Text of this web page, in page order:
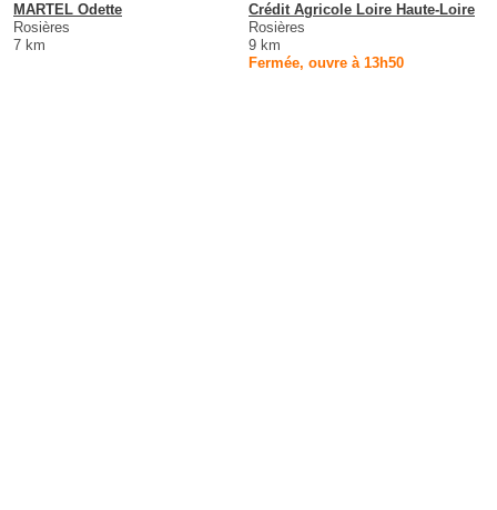
MARTEL Odette
Rosières
7 km
Crédit Agricole Loire Haute-Loire
Rosières
9 km
Fermée, ouvre à 13h50